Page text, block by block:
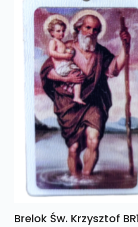
Brelok Św. Krzysztof BR1